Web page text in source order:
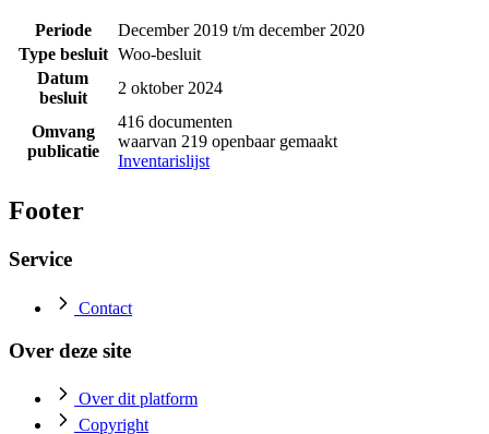
Periode
December 2019 t/m december 2020
Type besluit Woo-besluit
Datum
besluit
2 oktober 2024
Omvang
publicatie
416 documenten
waarvan 219 openbaar gemaakt
Inventarislijst
Footer
Service
Contact
Over deze site
Over dit platform
Copyright